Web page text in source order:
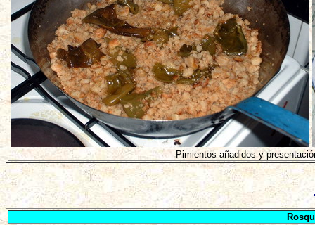
Pimientos añadidos y